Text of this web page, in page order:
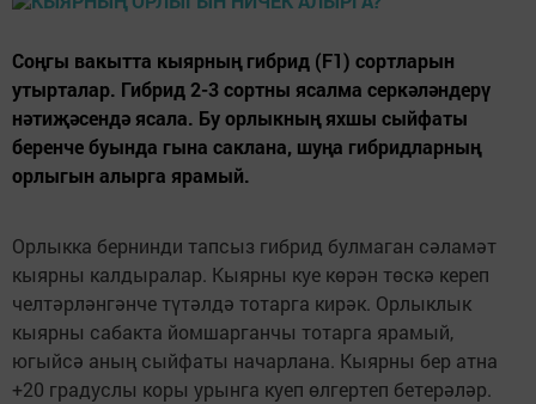
Соңгы вакытта кыярның гибрид (F1) сортларын
утырталар. Гибрид 2-3 сортны ясалма серкәләндерү
нәтиҗәсендә ясала. Бу орлыкның яхшы сыйфаты
беренче буында гына саклана, шуңа гибридларның
орлыгын алырга ярамый.
Орлыкка бернинди тапсыз гибрид булмаган сәламәт
кыярны калдыралар. Кыярны куе көрән төскә кереп
челтәрләнгәнче түтәлдә тотарга кирәк. Орлыклык
кыярны сабакта йомшарганчы тотарга ярамый,
югыйсә аның сыйфаты начарлана. Кыярны бер атна
+20 градуслы коры урынга куеп өлгертеп бетерәләр.